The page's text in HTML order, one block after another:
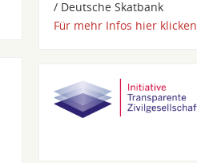
/ Deutsche Skatbank
Für mehr Infos hier klicken